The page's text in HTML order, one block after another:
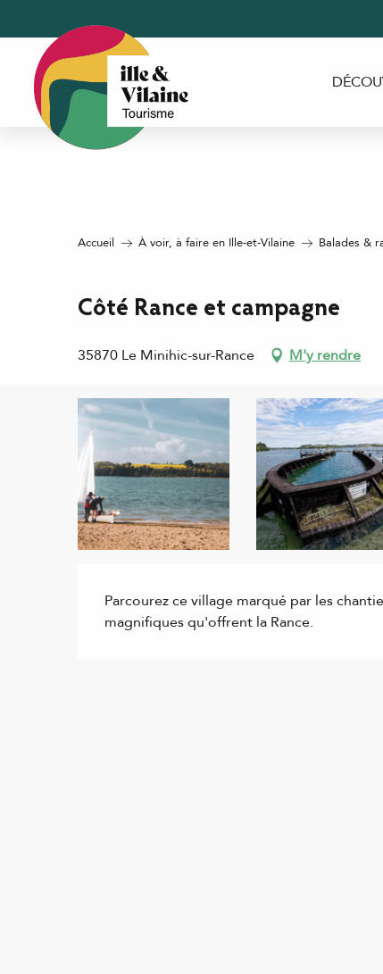
contenu
principal
Accueil À voir, à faire en Ille-et-Vilaine Balades &
Côté Rance et campagne
35870 Le Minihic-sur-Rance M'y rendre
Parcourez ce village marqué par les
magnifiques qu'offrent la Rance.